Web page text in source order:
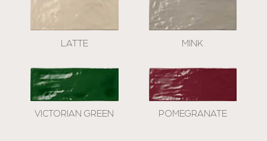
LATTE
VICTORIAN GREEN
MINK
POMEGRANATE